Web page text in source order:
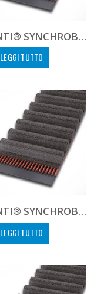
CONTI® SYNCHROBELT 228XL-400 CUSTOM
LEGGI TUTTO
CONTI® SYNCHROBELT 236L-400 CUSTOM
LEGGI TUTTO